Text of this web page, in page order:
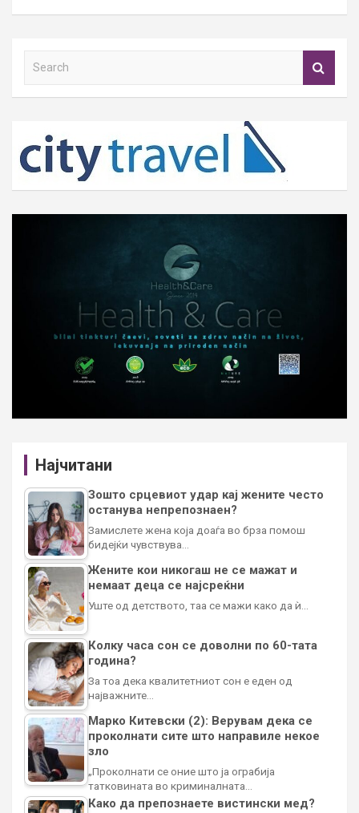
h
Најчитани
Зошто срцевиот удар кај жените често
останува непрепознаен?
Замислете жена која доаѓа во брза помош
бидејќи чувствува…
Жените кои никогаш не се мажат и
немаат деца се најсреќни
Уште од детството, таа се мажи како да ѝ…
Колку часа сон се доволни по 60-тата
година?
За тоа дека квалитетниот сон е еден од
најважните…
Марко Китевски (2): Верувам дека се
проколнати сите што направиле некое
зло
„Проколнати се оние што ја ограбија
татковината во криминалната…
Како да препознаете вистински мед?